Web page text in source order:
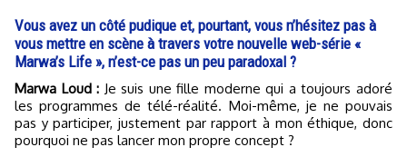
Vous avez un côté pudique et, pourtant, vous n’hésitez pas à
vous mettre en scène à travers votre nouvelle web-série «
Marwa’s Life », n’est-ce pas un peu paradoxal ?
Marwa Loud : Je suis une fille moderne qui a toujours adoré
les programmes de télé-réalité. Moi-même, je ne pouvais
pas y participer, justement par rapport à mon éthique, donc
pourquoi ne pas lancer mon propre concept ?